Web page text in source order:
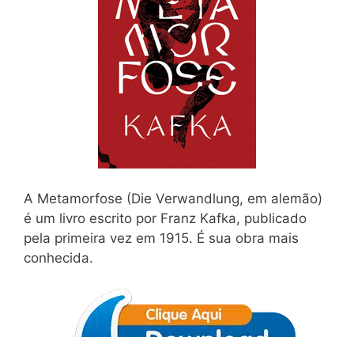
A Metamorfose (Die Verwandlung, em alemão)
é um livro escrito por Franz Kafka, publicado
pela primeira vez em 1915. É sua obra mais
conhecida.